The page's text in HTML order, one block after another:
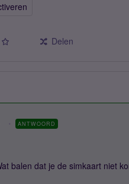
Delen
ANTWOORD
balen dat je de simkaart niet